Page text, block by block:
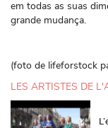
em todas as suas
grande mudança.
(foto de lifeforstock
LES ARTISTES DE